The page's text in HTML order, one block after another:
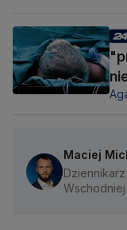
Maciej
Wschodniej